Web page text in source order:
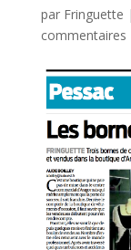
par Fringuette |
commentaires